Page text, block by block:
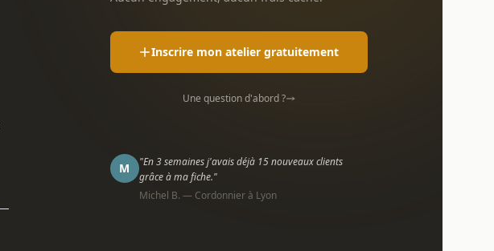
Inscrire mon atelier gratuitement
Une question d'abord ?
M
"En 3 semaines j'avais déjà 15 nouveaux clients
grâce à ma fiche."
Michel B. — Cordonnier à Lyon